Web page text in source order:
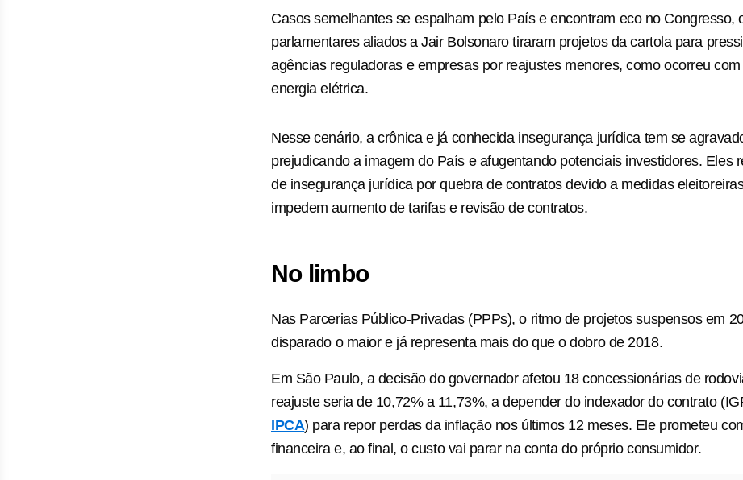
Casos semelhantes se espalham pelo País e encontram eco no Congresso,
parlamentares aliados a Jair Bolsonaro tiraram projetos da cartola para
agências reguladoras e empresas por reajustes menores, como ocorreu
energia elétrica.
Nesse cenário, a crônica e já conhecida insegurança jurídica tem se
prejudicando a imagem do País e afugentando potenciais investidores. Eles
de insegurança jurídica por quebra de contratos devido a medidas
impedem aumento de tarifas e revisão de contratos.
No limbo
Nas Parcerias Público-Privadas (PPPs), o ritmo de projetos suspensos em
disparado o maior e já representa mais do que o dobro de 2018.
Em São Paulo, a decisão do governador afetou 18 concessionárias de
reajuste seria de 10,72% a 11,73%, a depender do indexador do contrato
IPCA) para repor perdas da inflação nos últimos 12 meses. Ele prometeu
financeira e, ao final, o custo vai parar na conta do próprio consumidor.